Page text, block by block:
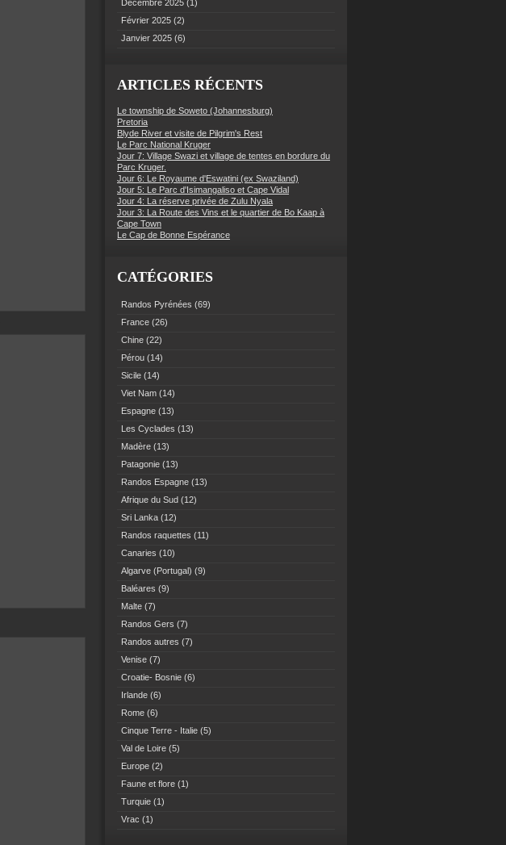
Décembre 2025 (1)
Février 2025 (2)
Janvier 2025 (6)
ARTICLES RÉCENTS
Le township de Soweto (Johannesburg)
Pretoria
Blyde River et visite de Pilgrim's Rest
Le Parc National Kruger
Jour 7: Village Swazi et village de tentes en bordure du
Parc Kruger.
Jour 6: Le Royaume d'Eswatini (ex Swaziland)
Jour 5: Le Parc d'Isimangaliso et Cape Vidal
Jour 4: La réserve privée de Zulu Nyala
Jour 3: La Route des Vins et le quartier de Bo Kaap à
Cape Town
Le Cap de Bonne Espérance
CATÉGORIES
Randos Pyrénées (69)
France (26)
Chine (22)
Pérou (14)
Sicile (14)
Viet Nam (14)
Espagne (13)
Les Cyclades (13)
Madère (13)
Patagonie (13)
Randos Espagne (13)
Afrique du Sud (12)
Sri Lanka (12)
Randos raquettes (11)
Canaries (10)
Algarve (Portugal) (9)
Baléares (9)
Malte (7)
Randos Gers (7)
Randos autres (7)
Venise (7)
Croatie- Bosnie (6)
Irlande (6)
Rome (6)
Cinque Terre - Italie (5)
Val de Loire (5)
Europe (2)
Faune et flore (1)
Turquie (1)
Vrac (1)